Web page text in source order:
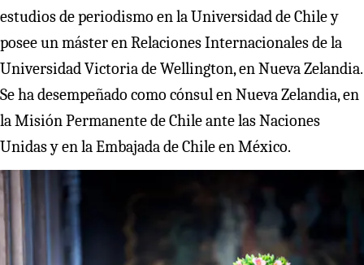
estudios de periodismo en la Universidad de Chile y
posee un máster en Relaciones Internacionales de la
Universidad Victoria de Wellington, en Nueva Zelandia.
Se ha desempeñado como cónsul en Nueva Zelandia, en
la Misión Permanente de Chile ante las Naciones
Unidas y en la Embajada de Chile en México.